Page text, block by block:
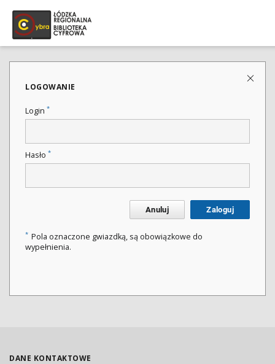
LOGOWANIE
Login *
Hasło *
Anuluj Zaloguj
* Pola oznaczone gwiazdką, są obowiązkowe do
wypełnienia.
DANE KONTAKTOWE